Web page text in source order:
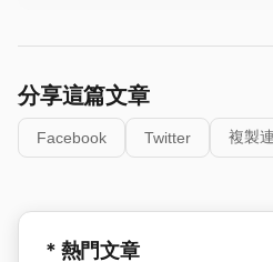
分享這篇文章
Facebook Twitter 複製
* 熱門文章